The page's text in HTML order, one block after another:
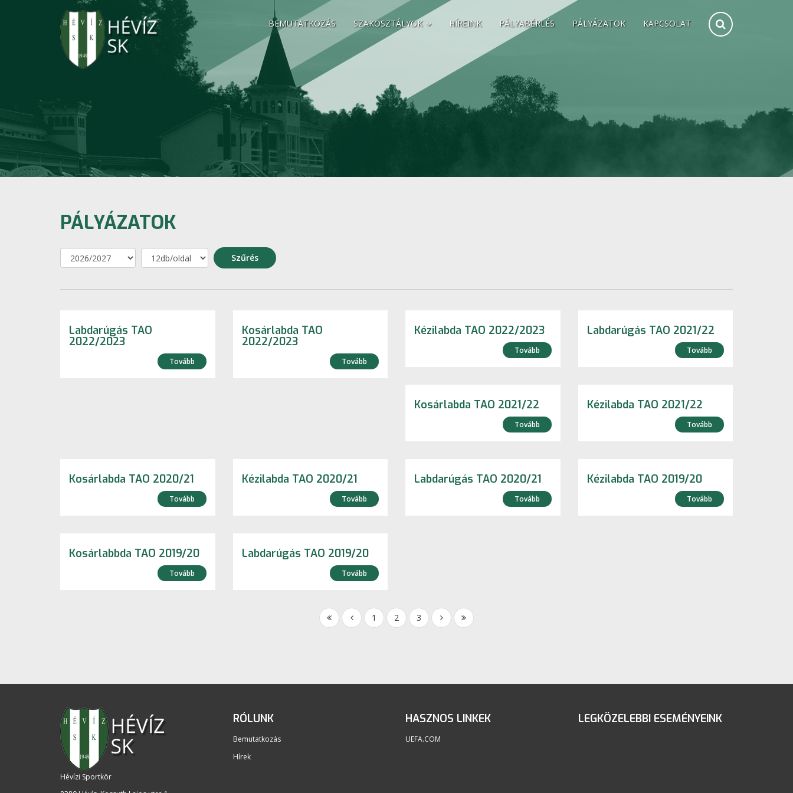
BEMUTATKOZÁS SZAKOSZTÁLYOK HÍREINK PÁLYABÉRLÉS PÁLYÁZATOK KAPCSOLAT
PÁLYÁZATOK
Szűrés
Labdarúgás TAO
2022/2023
Tovább
Kosárlabda TAO
2022/2023
Tovább
Kézilabda TAO 2022/2023
Tovább
Labdarúgás TAO 2021/22
Tovább
Kosárlabda TAO 2021/22
Tovább
Kézilabda TAO 2021/22
Tovább
Kosárlabda TAO 2020/21
Tovább
Kézilabda TAO 2020/21
Tovább
Labdarúgás TAO 2020/21
Tovább
Kézilabda TAO 2019/20
Tovább
Kosárlabbda TAO 2019/20
Tovább
Labdarúgás TAO 2019/20
Tovább
1 2 3
Hévízi Sportkör
RÓLUNK
Bemutatkozás
Hírek
HASZNOS LINKEK
UEFA.COM
LEGKÖZELEBBI ESEMÉNYEINK